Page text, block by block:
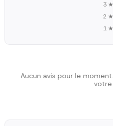
3 ★
2 ★
1 ★
Aucun avis pour le
votre